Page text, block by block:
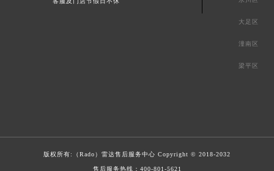
大足区
潼南区
梁平区
版权所有:（Rado） 雷达售后服务中心 Copyright © 2018-2032
售后服务热线： 400-801-5621